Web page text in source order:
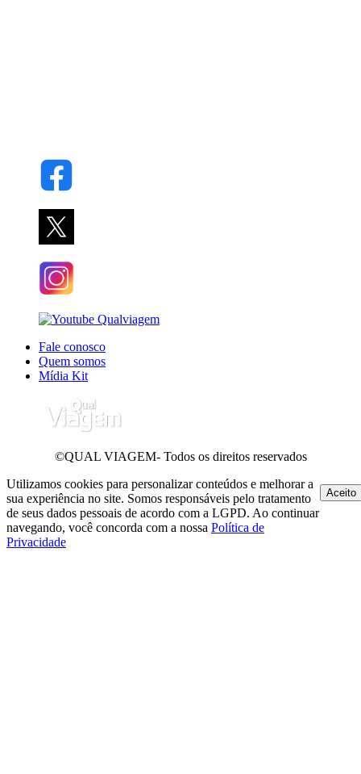
Fale conosco
Quem somos
Mídia Kit
©QUAL VIAGEM- Todos os direitos reservados
Utilizamos cookies para personalizar conteúdos e melhorar a
sua experiência no site. Somos responsáveis pelo tratamento
de seus dados pessoais de acordo com a LGPD. Ao continuar
navegando, você concorda com a nossa Política de
Privacidade
Aceito